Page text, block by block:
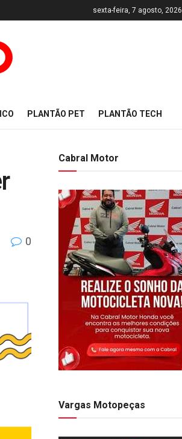
sexta-feira, 7 agosto, 2026
PLANTÃO PET PLANTÃO TECH
0
Cabral Motor
Vargas Motopeças